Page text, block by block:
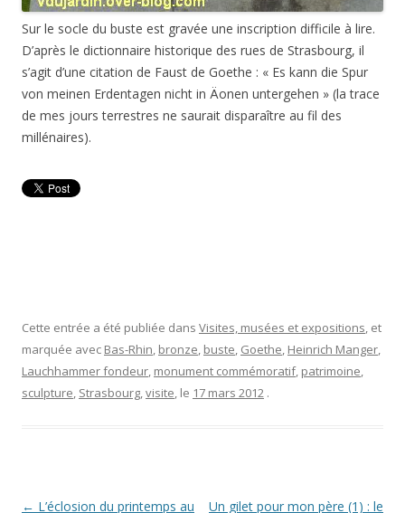
Sur le socle du buste est gravée une inscription difficile à lire.
D’après le dictionnaire historique des rues de Strasbourg, il
s’agit d’une citation de Faust de Goethe : « Es kann die Spur
von meinen Erdentagen nicht in Äonen untergehen » (la trace
de mes jours terrestres ne saurait disparaître au fil des
millénaires).
Cette entrée a été publiée dans Visites, musées et expositions, et
marquée avec Bas-Rhin, bronze, buste, Goethe, Heinrich Manger,
Lauchhammer fondeur, monument commémoratif, patrimoine,
sculpture, Strasbourg,visite, le 17 mars 2012 .
Navigation
← L’éclosion du printemps au Un gilet pour mon père (1) : le